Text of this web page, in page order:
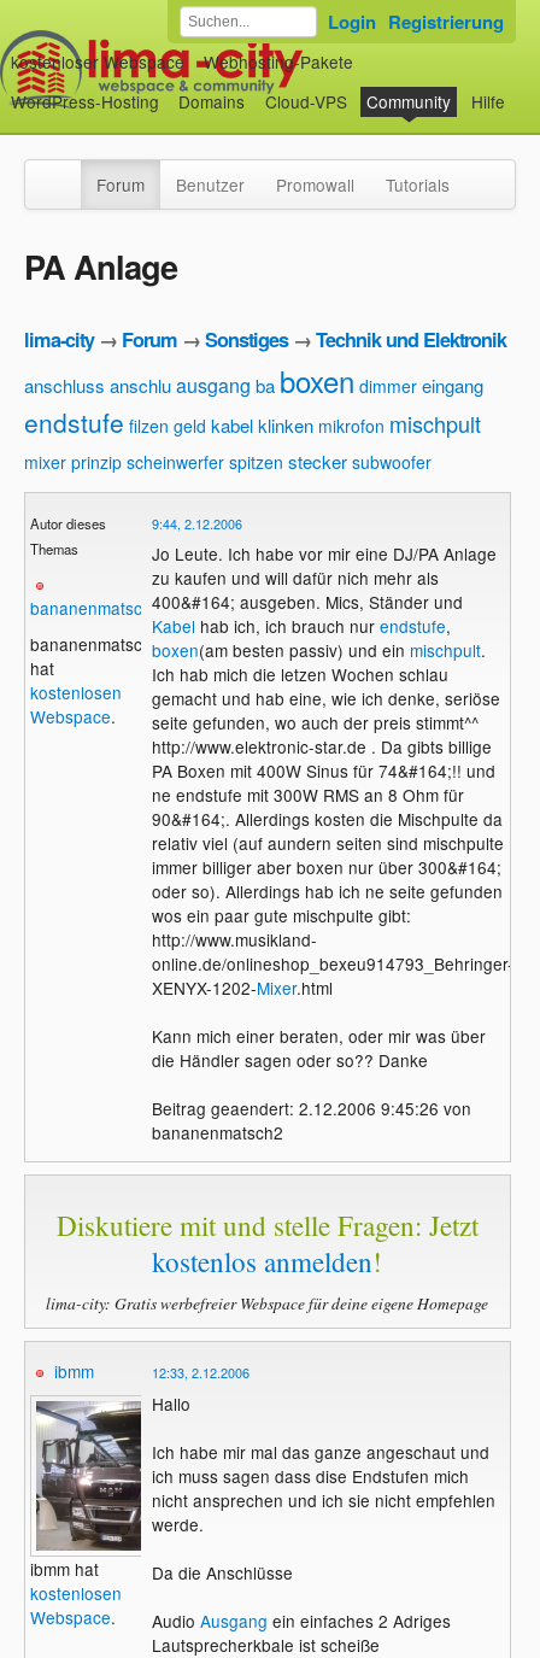
kostenloser Webspace
Webhosting-Pakete
WordPress-Hosting
Domains Cloud-VPS Community Hilfe
Login Registrierung
Forum Benutzer Promowall Tutorials
PA Anlage
lima-city→ Forum →Sonstiges→Technik und Elektronik
anschluss anschluausgang ba boxen dimmer eingang
endstufe filzen geld kabelklinken mikrofon mischpult
mixer prinzip scheinwerfer spitzen stecker subwoofer
Autor dieses
Themas
bananenmatsch2
bananenmatsch2
hat
kostenlosen
Webspace.
9:44, 2.12.2006
Jo Leute. Ich habe vor mir eine DJ/PA Anlage
zu kaufen und will dafür nich mehr als
400&#164; ausgeben. Mics, Ständer und
Kabel hab ich, ich brauch nur endstufe,
boxen(am besten passiv) und ein mischpult.
Ich hab mich die letzen Wochen schlau
gemacht und hab eine, wie ich denke, seriöse
seite gefunden, wo auch der preis stimmt^^
http://www.elektronic-star.de . Da gibts billige
PA Boxen mit 400W Sinus für 74&#164;!! und
ne endstufe mit 300W RMS an 8 Ohm für
90&#164;. Allerdings kosten die Mischpulte da
relativ viel (auf aundern seiten sind mischpulte
immer billiger aber boxen nur über 300&#164;
oder so). Allerdings hab ich ne seite gefunden
wos ein paar gute mischpulte gibt:
http://www.musikland-
online.de/onlineshop_bexeu914793_Behringer-
XENYX-1202-Mixer.html
Kann mich einer beraten, oder mir was über
die Händler sagen oder so?? Danke
Beitrag geaendert: 2.12.2006 9:45:26 von
bananenmatsch2
Diskutiere mit und stelle Fragen: Jetzt
kostenlos anmelden!
lima-city: Gratis werbefreier Webspace für deine eigene Homepage
ibmm
ibmm hat
kostenlosen
Webspace.
12:33, 2.12.2006
Hallo
Ich habe mir mal das ganze angeschaut und
ich muss sagen dass dise Endstufen mich
nicht ansprechen und ich sie nicht empfehlen
werde.
Da die Anschlüsse
Audio Ausgang ein einfaches 2 Adriges
Lautsprecherkbale ist scheiße